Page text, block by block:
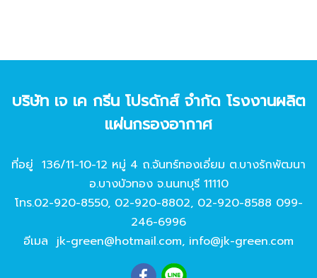
บริษัท เจ เค กรีน โปรดักส์ จํากัด โรงงานผลิต
แผ่นกรองอากาศ
ที่อยู่ 136/11-10-12 หมู่ 4 ถ.จันทร์ทองเอี่ยม ต.บางรักพัฒนา
อ.บางบัวทอง จ.นนทบุรี 11110
โทร.02-920-8550, 02-920-8802, 02-920-8588 099-
246-6996
อีเมล jk-green@hotmail.com, info@jk-green.com